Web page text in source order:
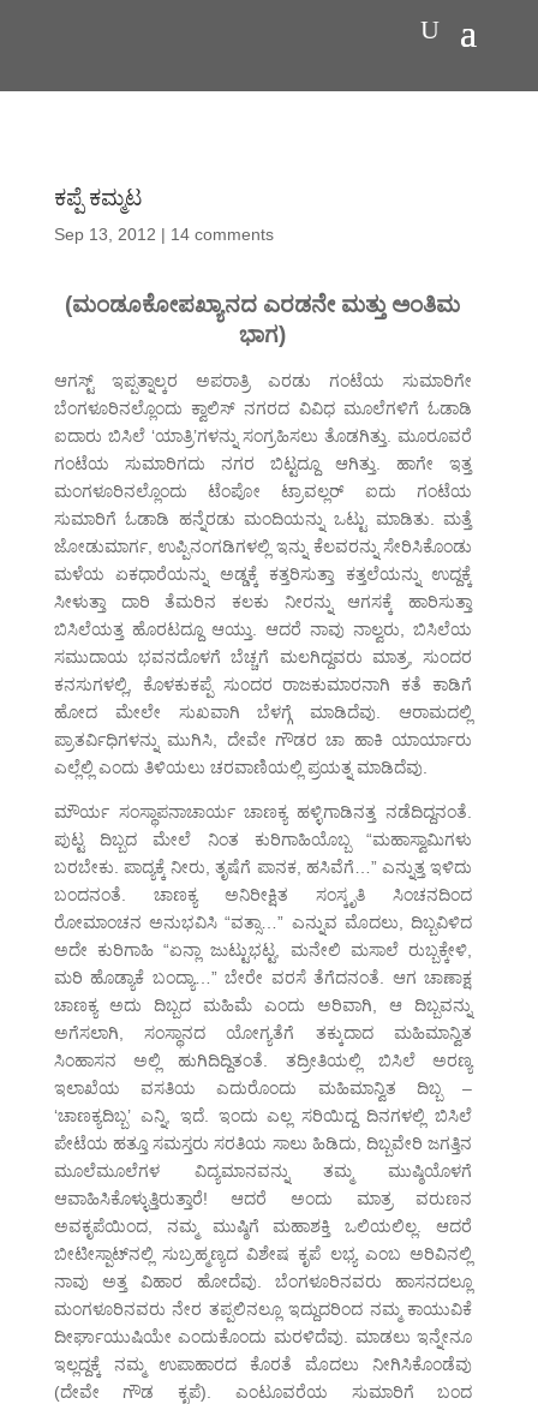
ಕಪ್ಪೆ ಕಮ್ಮಟ
Sep 13, 2012 | 14 comments
(ಮಂಡೂಕೋಪಖ್ಯಾನದ ಎರಡನೇ ಮತ್ತು ಅಂತಿಮ
ಭಾಗ)
ಆಗಸ್ಟ್ ಇಪ್ಪತ್ನಾಲ್ಕರ ಅಪರಾತ್ರಿ ಎರಡು ಗಂಟೆಯ ಸುಮಾರಿಗೇ
ಬೆಂಗಳೂರಿನಲ್ಲೊಂದು ಕ್ವಾಲಿಸ್ ನಗರದ ವಿವಿಧ ಮೂಲೆಗಳಿಗೆ ಓಡಾಡಿ
ಐದಾರು ಬಿಸಿಲೆ ‘ಯಾತ್ರಿ’ಗಳನ್ನು ಸಂಗ್ರಹಿಸಲು ತೊಡಗಿತ್ತು. ಮೂರೂವರೆ
ಗಂಟೆಯ ಸುಮಾರಿಗದು ನಗರ ಬಿಟ್ಟದ್ದೂ ಆಗಿತ್ತು. ಹಾಗೇ ಇತ್ತ
ಮಂಗಳೂರಿನಲ್ಲೊಂದು ಟೆಂಪೋ ಟ್ರಾವಲ್ಲರ್ ಐದು ಗಂಟೆಯ
ಸುಮಾರಿಗೆ ಓಡಾಡಿ ಹನ್ನೆರಡು ಮಂದಿಯನ್ನು ಒಟ್ಟು ಮಾಡಿತು. ಮತ್ತೆ
ಜೋಡುಮಾರ್ಗ, ಉಪ್ಪಿನಂಗಡಿಗಳಲ್ಲಿ ಇನ್ನು ಕೆಲವರನ್ನು ಸೇರಿಸಿಕೊಂಡು
ಮಳೆಯ ಏಕಧಾರೆಯನ್ನು ಅಡ್ಡಕ್ಕೆ ಕತ್ತರಿಸುತ್ತಾ ಕತ್ತಲೆಯನ್ನು ಉದ್ದಕ್ಕೆ
ಸೀಳುತ್ತಾ ದಾರಿ ತೆಮರಿನ ಕಲಕು ನೀರನ್ನು ಆಗಸಕ್ಕೆ ಹಾರಿಸುತ್ತಾ
ಬಿಸಿಲೆಯತ್ತ ಹೊರಟದ್ದೂ ಆಯ್ತು. ಆದರೆ ನಾವು ನಾಲ್ವರು, ಬಿಸಿಲೆಯ
ಸಮುದಾಯ ಭವನದೊಳಗೆ ಬೆಚ್ಚಗೆ ಮಲಗಿದ್ದವರು ಮಾತ್ರ, ಸುಂದರ
ಕನಸುಗಳಲ್ಲಿ, ಕೊಳಕುಕಪ್ಪೆ ಸುಂದರ ರಾಜಕುಮಾರನಾಗಿ ಕತೆ ಕಾಡಿಗೆ
ಹೋದ ಮೇಲೇ ಸುಖವಾಗಿ ಬೆಳಗ್ಗೆ ಮಾಡಿದೆವು. ಆರಾಮದಲ್ಲಿ
ಪ್ರಾತರ್ವಿಧಿಗಳನ್ನು ಮುಗಿಸಿ, ದೇವೇ ಗೌಡರ ಚಾ ಹಾಕಿ ಯಾರ್ಯಾರು
ಎಲ್ಲೆಲ್ಲಿ ಎಂದು ತಿಳಿಯಲು ಚರವಾಣಿಯಲ್ಲಿ ಪ್ರಯತ್ನ ಮಾಡಿದೆವು.
ಮೌರ್ಯ ಸಂಸ್ಥಾಪನಾಚಾರ್ಯ ಚಾಣಕ್ಯ ಹಳ್ಳಿಗಾಡಿನತ್ತ ನಡೆದಿದ್ದನಂತೆ.
ಪುಟ್ಟ ದಿಬ್ಬದ ಮೇಲೆ ನಿಂತ ಕುರಿಗಾಹಿಯೊಬ್ಬ “ಮಹಾಸ್ವಾಮಿಗಳು
ಬರಬೇಕು. ಪಾದ್ಯಕ್ಕೆ ನೀರು, ತೃಷೆಗೆ ಪಾನಕ, ಹಸಿವೆಗೆ…” ಎನ್ನುತ್ತ ಇಳಿದು
ಬಂದನಂತೆ. ಚಾಣಕ್ಯ ಅನಿರೀಕ್ಷಿತ ಸಂಸ್ಕೃತಿ ಸಿಂಚನದಿಂದ
ರೋಮಾಂಚನ ಅನುಭವಿಸಿ “ವತ್ಸಾ…” ಎನ್ನುವ ಮೊದಲು, ದಿಬ್ಬವಿಳಿದ
ಅದೇ ಕುರಿಗಾಹಿ “ಏನ್ಲಾ ಜುಟ್ಟುಭಟ್ಟ, ಮನೇಲಿ ಮಸಾಲೆ ರುಬ್ಬಕ್ಕೇಳಿ,
ಮರಿ ಹೊಡ್ಯಾಕೆ ಬಂದ್ಯಾ…” ಬೇರೇ ವರಸೆ ತೆಗೆದನಂತೆ. ಆಗ ಚಾಣಾಕ್ಷ
ಚಾಣಕ್ಯ ಅದು ದಿಬ್ಬದ ಮಹಿಮೆ ಎಂದು ಅರಿವಾಗಿ, ಆ ದಿಬ್ಬವನ್ನು
ಅಗೆಸಲಾಗಿ, ಸಂಸ್ಥಾನದ ಯೋಗ್ಯತೆಗೆ ತಕ್ಕುದಾದ ಮಹಿಮಾನ್ವಿತ
ಸಿಂಹಾಸನ ಅಲ್ಲಿ ಹುಗಿದಿದ್ದಿತಂತೆ. ತದ್ರೀತಿಯಲ್ಲಿ ಬಿಸಿಲೆ ಅರಣ್ಯ
ಇಲಾಖೆಯ ವಸತಿಯ ಎದುರೊಂದು ಮಹಿಮಾನ್ವಿತ ದಿಬ್ಬ –
‘ಚಾಣಕ್ಯದಿಬ್ಬ’ ಎನ್ನಿ, ಇದೆ. ಇಂದು ಎಲ್ಲ ಸರಿಯಿದ್ದ ದಿನಗಳಲ್ಲಿ ಬಿಸಿಲೆ
ಪೇಟೆಯ ಹತ್ತೂ ಸಮಸ್ತರು ಸರತಿಯ ಸಾಲು ಹಿಡಿದು, ದಿಬ್ಬವೇರಿ ಜಗತ್ತಿನ
ಮೂಲೆಮೂಲೆಗಳ ವಿದ್ಯಮಾನವನ್ನು ತಮ್ಮ ಮುಷ್ಠಿಯೊಳಗೆ
ಆವಾಹಿಸಿಕೊಳ್ಳುತ್ತಿರುತ್ತಾರೆ! ಆದರೆ ಅಂದು ಮಾತ್ರ ವರುಣನ
ಅವಕೃಪೆಯಿಂದ, ನಮ್ಮ ಮುಷ್ಠಿಗೆ ಮಹಾಶಕ್ತಿ ಒಲಿಯಲಿಲ್ಲ. ಆದರೆ
ಬೀಟೀಸ್ಪಾಟ್‌ನಲ್ಲಿ ಸುಬ್ರಹ್ಮಣ್ಯದ ವಿಶೇಷ ಕೃಪೆ ಲಭ್ಯ ಎಂಬ ಅರಿವಿನಲ್ಲಿ
ನಾವು ಅತ್ತ ವಿಹಾರ ಹೋದೆವು. ಬೆಂಗಳೂರಿನವರು ಹಾಸನದಲ್ಲೂ
ಮಂಗಳೂರಿನವರು ನೇರ ತಪ್ಪಲಿನಲ್ಲೂ ಇದ್ದುದರಿಂದ ನಮ್ಮ ಕಾಯುವಿಕೆ
ದೀರ್ಘಾಯುಷಿಯೇ ಎಂದುಕೊಂದು ಮರಳಿದೆವು. ಮಾಡಲು ಇನ್ನೇನೂ
ಇಲ್ಲದ್ದಕ್ಕೆ ನಮ್ಮ ಉಪಾಹಾರದ ಕೊರತೆ ಮೊದಲು ನೀಗಿಸಿಕೊಂಡೆವು
(ದೇವೇ ಗೌಡ ಕೃಪೆ). ಎಂಟೂವರೆಯ ಸುಮಾರಿಗೆ ಬಂದ